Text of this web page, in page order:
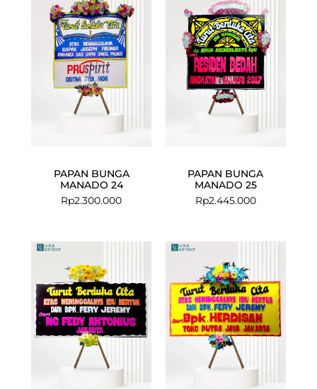
PAPAN BUNGA
MANADO 24
Rp2.300.000
PAPAN BUNGA
MANADO 25
Rp2.445.000